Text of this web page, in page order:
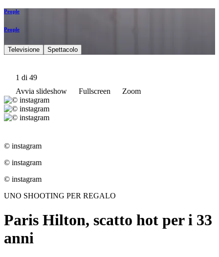
People
People
Televisione Spettacolo
1 di 49
Avvia slideshow
Fullscreen Zoom
© instagram
© instagram
© instagram
UNO SHOOTING PER REGALO
Paris Hilton, scatto hot per i 33
anni